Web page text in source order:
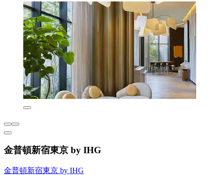
金普頓新宿東京 by IHG
金普頓新宿東京 by IHG